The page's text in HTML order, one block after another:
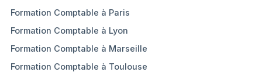
Formation Comptable à Paris
Formation Comptable à Lyon
Formation Comptable à Marseille
Formation Comptable à Toulouse